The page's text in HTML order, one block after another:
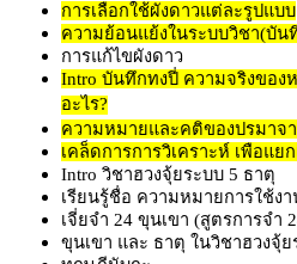
การเลือกใช้ผังดาวแต่ละรูปแบบ
ความย้อนแย้งในระบบวิชา(บัน
การแก้ไขผังดาว
Intro บันทึกทงปี่ ความจริงของ
อะไร?
ความหมายและคติของปรมาจา
เคล็ดการการวิเคราะห์ เพือแ
Intro วิชาฮวงจุ้ยระบบ 5 ธาตุ
เรียนรู้ชื่อ ความหมายการใช้ง
เจี่ยจำ 24 ขุนเขา (สูตรการจำ
ขุนเขา และ ธาตุ ในวิชาฮวงจุ้ย